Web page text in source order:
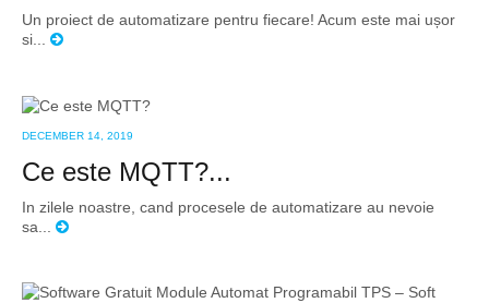
Un proiect de automatizare pentru fiecare! Acum este mai ușor
si...
DECEMBER 14, 2019
Ce este MQTT?...
In zilele noastre, cand procesele de automatizare au nevoie
sa...